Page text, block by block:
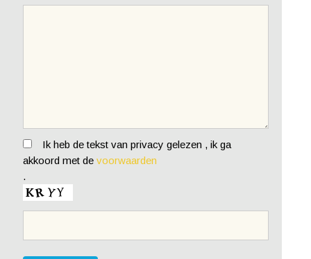
Ik heb de tekst van privacy gelezen , ik ga
akkoord met de voorwaarden
.